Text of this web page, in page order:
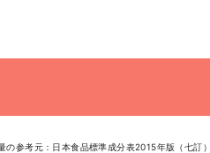
の参考元：日本食品標準成分表2015年版（七訂）